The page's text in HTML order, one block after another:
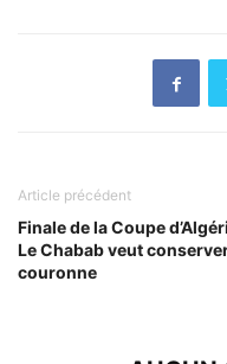
Article précédent
Finale de la Coupe
Le Chabab veut
couronne